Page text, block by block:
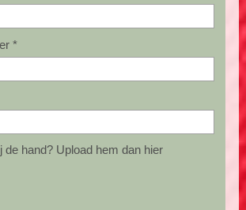
*
de hand? Upload hem dan hier